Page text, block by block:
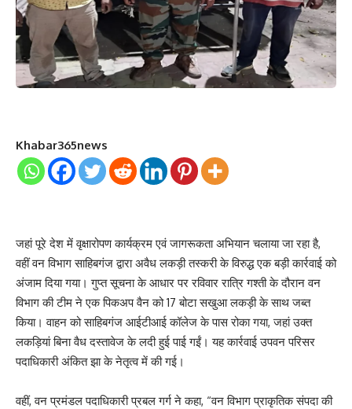
Khabar365news
जहां पूरे देश में वृक्षारोपण कार्यक्रम एवं जागरूकता अभियान चलाया जा रहा है,
वहीं वन विभाग साहिबगंज द्वारा अवैध लकड़ी तस्करी के विरुद्ध एक बड़ी कार्रवाई को
अंजाम दिया गया। गुप्त सूचना के आधार पर रविवार रात्रि गश्ती के दौरान वन
विभाग की टीम ने एक पिकअप वैन को 17 बोटा सखुआ लकड़ी के साथ जब्त
किया। वाहन को साहिबगंज आईटीआई कॉलेज के पास रोका गया, जहां उक्त
लकड़ियां बिना वैध दस्तावेज के लदी हुई पाई गईं। यह कार्रवाई उपवन परिसर
पदाधिकारी अंकित झा के नेतृत्व में की गई।
वहीं, वन प्रमंडल पदाधिकारी प्रबल गर्ग ने कहा, “वन विभाग प्राकृतिक संपदा की